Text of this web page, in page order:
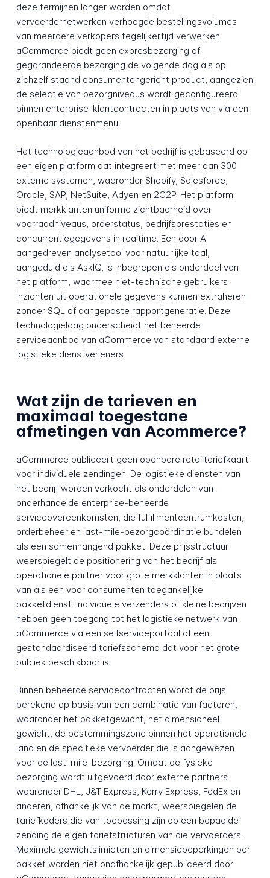
deze termijnen langer worden omdat
vervoerdernetwerken verhoogde bestellingsvolumes
van meerdere verkopers tegelijkertijd verwerken.
aCommerce biedt geen expresbezorging of
gegarandeerde bezorging de volgende dag als op
zichzelf staand consumentengericht product, aangezien
de selectie van bezorgniveaus wordt geconfigureerd
binnen enterprise-klantcontracten in plaats van via een
openbaar dienstenmenu.
Het technologieaanbod van het bedrijf is gebaseerd op
een eigen platform dat integreert met meer dan 300
externe systemen, waaronder Shopify, Salesforce,
Oracle, SAP, NetSuite, Adyen en 2C2P. Het platform
biedt merkklanten uniforme zichtbaarheid over
voorraadniveaus, orderstatus, bedrijfsprestaties en
concurrentiegegevens in realtime. Een door AI
aangedreven analysetool voor natuurlijke taal,
aangeduid als AskIQ, is inbegrepen als onderdeel van
het platform, waarmee niet-technische gebruikers
inzichten uit operationele gegevens kunnen extraheren
zonder SQL of aangepaste rapportgeneratie. Deze
technologielaag onderscheidt het beheerde
serviceaanbod van aCommerce van standaard externe
logistieke dienstverleners.
Wat zijn de tarieven en
maximaal toegestane
afmetingen van Acommerce?
aCommerce publiceert geen openbare retailtariefkaart
voor individuele zendingen. De logistieke diensten van
het bedrijf worden verkocht als onderdelen van
onderhandelde enterprise-beheerde
serviceovereenkomsten, die fulfillmentcentrumkosten,
orderbeheer en last-mile-bezorgcoördinatie bundelen
als een samenhangend pakket. Deze prijsstructuur
weerspiegelt de positionering van het bedrijf als
operationele partner voor grote merkklanten in plaats
van als een voor consumenten toegankelijke
pakketdienst. Individuele verzenders of kleine bedrijven
hebben geen toegang tot het logistieke netwerk van
aCommerce via een selfserviceportaal of een
gestandaardiseerd tariefsschema dat voor het grote
publiek beschikbaar is.
Binnen beheerde servicecontracten wordt de prijs
berekend op basis van een combinatie van factoren,
waaronder het pakketgewicht, het dimensioneel
gewicht, de bestemmingszone binnen het operationele
land en de specifieke vervoerder die is aangewezen
voor de last-mile-bezorging. Omdat de fysieke
bezorging wordt uitgevoerd door externe partners
waaronder DHL, J&T Express, Kerry Express, FedEx en
anderen, afhankelijk van de markt, weerspiegelen de
tariefkaders die van toepassing zijn op een bepaalde
zending de eigen tariefstructuren van die vervoerders.
Maximale gewichtslimieten en dimensiebeperkingen per
pakket worden niet onafhankelijk gepubliceerd door